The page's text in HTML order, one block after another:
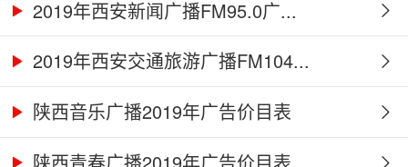
2019年西安新闻广播FM95.0广...
2019年西安交通旅游广播FM104...
陕西音乐广播2019年广告价目表